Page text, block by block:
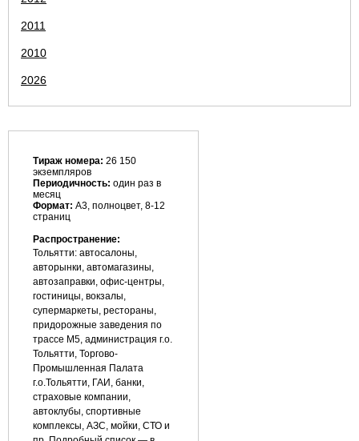
2011
2010
2026
Тираж номера: 26 150
экземпляров
Периодичность: один раз в
месяц
Формат: А3, полноцвет, 8-12
страниц
Распространение:
Тольятти: автосалоны,
авторынки, автомагазины,
автозаправки, офис-центры,
гостиницы, вокзалы,
супермаркеты, рестораны,
придорожные заведения по
трассе М5, администрация г.о.
Тольятти, Торгово-
Промышленная Палата
г.о.Тольятти, ГАИ, банки,
страховые компании,
автоклубы, спортивные
комплексы, АЗС, мойки, СТО и